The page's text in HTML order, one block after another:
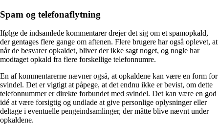
Spam og telefonaflytning
Ifølge de indsamlede kommentarer drejer det sig om et spamopkald,
der gentages flere gange om aftenen. Flere brugere har også oplevet, at
når de besvarer opkaldet, bliver der ikke sagt noget, og nogle har
modtaget opkald fra flere forskellige telefonnumre.
En af kommentarerne nævner også, at opkaldene kan være en form for
svindel. Det er vigtigt at påpege, at det endnu ikke er bevist, om dette
telefonnummer er direkte forbundet med svindel. Det kan være en god
idé at være forsigtig og undlade at give personlige oplysninger eller
deltage i eventuelle pengeindsamlinger, der måtte blive nævnt under
opkaldene.